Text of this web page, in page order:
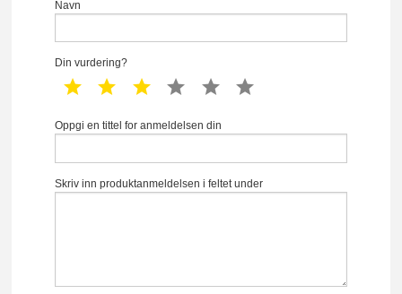
Navn
Din vurdering?
1 star 2 star 3 star 4 star 5 star
Oppgi en tittel for anmeldelsen din
Skriv inn produktanmeldelsen i feltet under